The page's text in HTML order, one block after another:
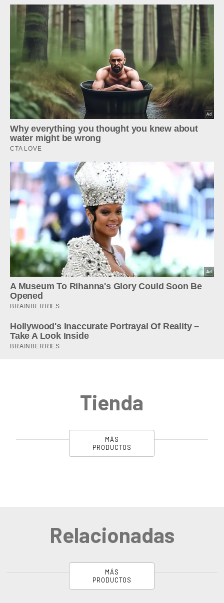
Tienda
MÁS
PRODUCTOS
Relacionadas
MÁS
PRODUCTOS